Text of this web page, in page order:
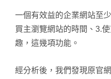
一個有效益的企業網站至
買主瀏覽網站的時間、3.
趣，這幾項功能。
經分析後，我們發現原官